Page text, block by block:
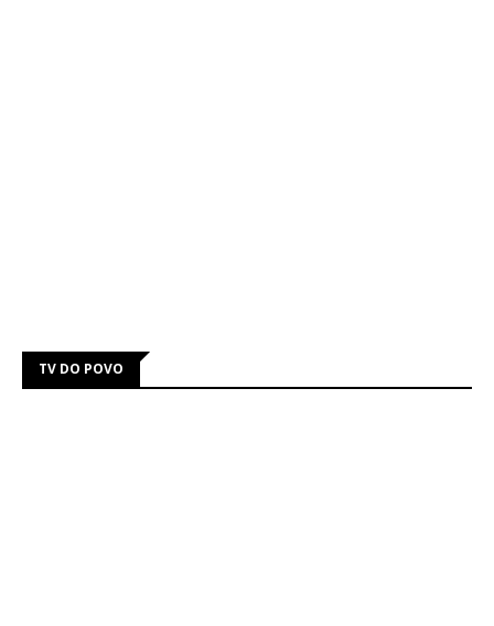
TV DO POVO